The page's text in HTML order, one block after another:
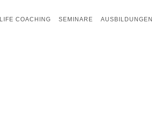
LIFE COACHING SEMINARE AUSBILDUNGEN